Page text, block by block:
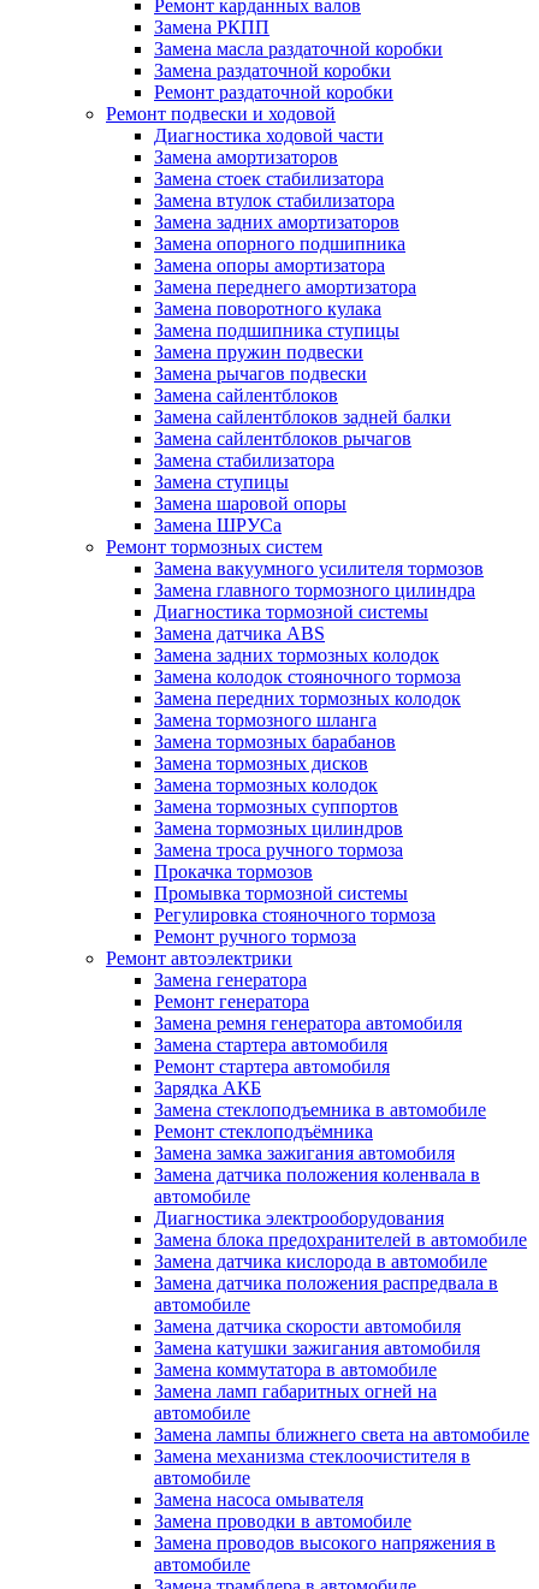
Ремонт карданных валов
Замена РКПП
Замена масла раздаточной коробки
Замена раздаточной коробки
Ремонт раздаточной коробки
Ремонт подвески и ходовой
Диагностика ходовой части
Замена амортизаторов
Замена стоек стабилизатора
Замена втулок стабилизатора
Замена задних амортизаторов
Замена опорного подшипника
Замена опоры амортизатора
Замена переднего амортизатора
Замена поворотного кулака
Замена подшипника ступицы
Замена пружин подвески
Замена рычагов подвески
Замена сайлентблоков
Замена сайлентблоков задней балки
Замена сайлентблоков рычагов
Замена стабилизатора
Замена ступицы
Замена шаровой опоры
Замена ШРУСа
Ремонт тормозных систем
Замена вакуумного усилителя тормозов
Замена главного тормозного цилиндра
Диагностика тормозной системы
Замена датчика ABS
Замена задних тормозных колодок
Замена колодок стояночного тормоза
Замена передних тормозных колодок
Замена тормозного шланга
Замена тормозных барабанов
Замена тормозных дисков
Замена тормозных колодок
Замена тормозных суппортов
Замена тормозных цилиндров
Замена троса ручного тормоза
Прокачка тормозов
Промывка тормозной системы
Регулировка стояночного тормоза
Ремонт ручного тормоза
Ремонт автоэлектрики
Замена генератора
Ремонт генератора
Замена ремня генератора автомобиля
Замена стартера автомобиля
Ремонт стартера автомобиля
Зарядка АКБ
Замена стеклоподъемника в автомобиле
Ремонт стеклоподъёмника
Замена замка зажигания автомобиля
Замена датчика положения коленвала в
автомобиле
Диагностика электрооборудования
Замена блока предохранителей в автомобиле
Замена датчика кислорода в автомобиле
Замена датчика положения распредвала в
автомобиле
Замена датчика скорости автомобиля
Замена катушки зажигания автомобиля
Замена коммутатора в автомобиле
Замена ламп габаритных огней на
автомобиле
Замена лампы ближнего света на автомобиле
Замена механизма стеклоочистителя в
автомобиле
Замена насоса омывателя
Замена проводки в автомобиле
Замена проводов высокого напряжения в
автомобиле